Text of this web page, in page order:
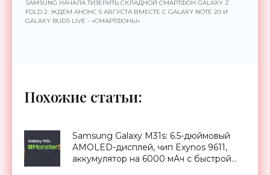
SAMSUNG НАЧАЛА ТИЗЕРИТЬ СКЛАДНОЙ СМАРТФОН GALAXY Z
FOLD 2: ЖДЁМ АНОНС 5 АВГУСТА ВМЕСТЕ С GALAXY NOTE 20 И
GALAXY BUDS LIVE - «СМАРТФОНЫ»
Похожие статьи:
Samsung Galaxy M31s: 6.5-дюймовый
AMOLED-дисплей, чип Exynos 9611,
аккумулятор на 6000 мАч с быстрой